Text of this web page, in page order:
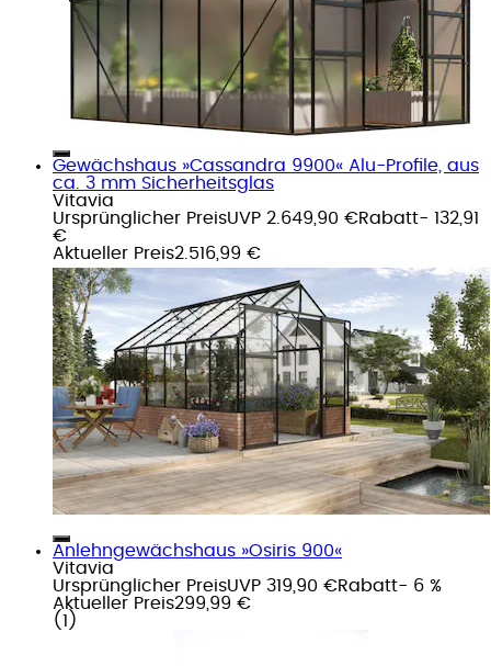
Gewächshaus »Cassandra 9900« Alu-Profile, aus
ca. 3 mm Sicherheitsglas
Vitavia
Ursprünglicher PreisUVP 2.649,90 €Rabatt- 132,91
€
Aktueller Preis2.516,99 €
Anlehngewächshaus »Osiris 900«
Vitavia
Ursprünglicher PreisUVP 319,90 €Rabatt- 6 %
Aktueller Preis299,99 €
( 1 )